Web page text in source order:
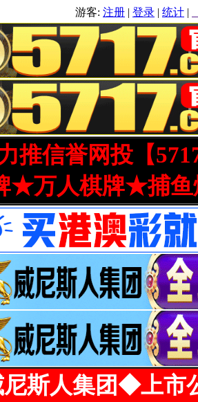
游客: 注册 | 登录 | 统计 |
推信誉网投【
★万人棋牌★捕鱼
尼斯人集团◆上